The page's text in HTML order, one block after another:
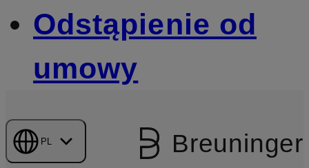
Odstąpienie od
umowy
PL Breuninger